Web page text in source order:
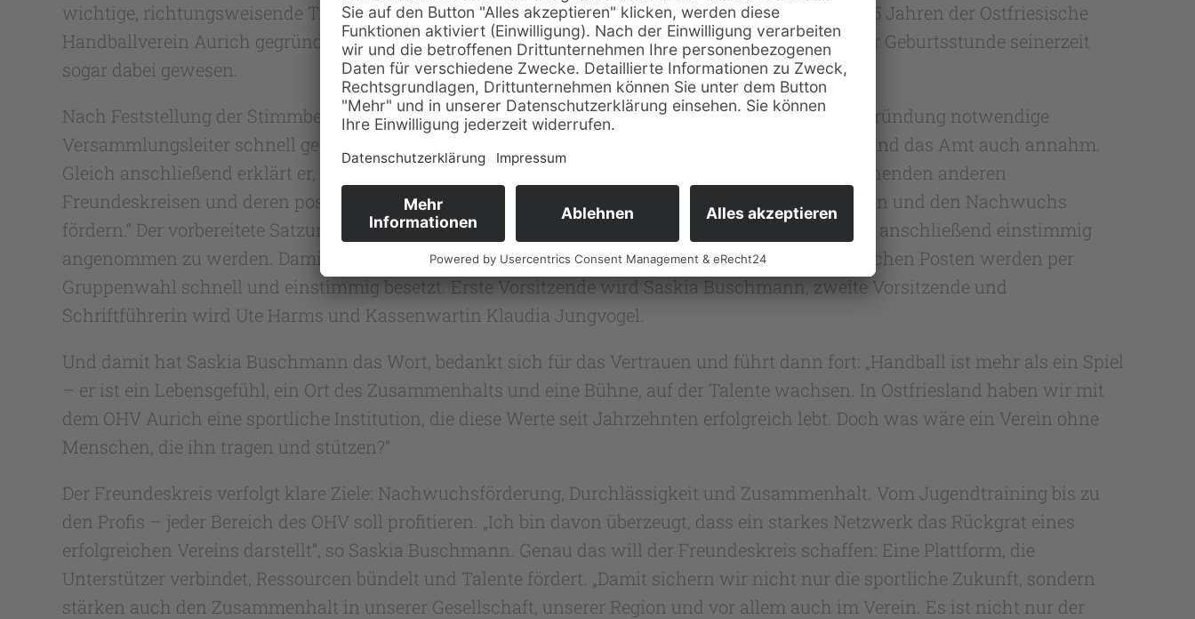
wichtige, richtungsweisende Treffen stattfinden!“ Unter anderem wurde hier vor etwas mehr als 25 Jahren der Ostfriesische
Handballverein Aurich gegründet. Von den heute Anwesenden war die eine oder der andere bei der Geburtsstunde seinerzeit
sogar dabei gewesen.
Nach Feststellung der Stimmberechtigung der Anwesenden wurde der für die neuerliche Vereinsgründung notwendige
Versammlungsleiter schnell gefunden, da der vorgeschlagene Achim Queck einstimmig gewählt und das Amt auch annahm.
Gleich anschließend erklärt er, wie es zu der Idee kam und zieht dabei Vergleiche mit bereits bestehenden anderen
Freundeskreisen und deren positive Entwicklung. „Wir wollen den Handball in Ostfriesland stärken und den Nachwuchs
fördern.“ Der vorbereitete Satzungsentwurf wird von Saskia Buschmann vorgetragen, erläutert, um anschließend einstimmig
angenommen zu werden. Damit läutet Achim Queck die Vorstandswahl ein und die drei erforderlichen Posten werden per
Gruppenwahl schnell und einstimmig besetzt. Erste Vorsitzende wird Saskia Buschmann, zweite Vorsitzende und
Schriftführerin wird Ute Harms und Kassenwartin Klaudia Jungvogel.
Und damit hat Saskia Buschmann das Wort, bedankt sich für das Vertrauen und führt dann fort: „Handball ist mehr als ein Spiel
– er ist ein Lebensgefühl, ein Ort des Zusammenhalts und eine Bühne, auf der Talente wachsen. In Ostfriesland haben wir mit
dem OHV Aurich eine sportliche Institution, die diese Werte seit Jahrzehnten erfolgreich lebt. Doch was wäre ein Verein ohne
Menschen, die ihn tragen und stützen?“
Der Freundeskreis verfolgt klare Ziele: Nachwuchsförderung, Durchlässigkeit und Zusammenhalt. Vom Jugendtraining bis zu
den Profis – jeder Bereich des OHV soll profitieren. „Ich bin davon überzeugt, dass ein starkes Netzwerk das Rückgrat eines
erfolgreichen Vereins darstellt“, so Saskia Buschmann. Genau das will der Freundeskreis schaffen: Eine Plattform, die
Unterstützer verbindet, Ressourcen bündelt und Talente fördert. „Damit sichern wir nicht nur die sportliche Zukunft, sondern
stärken auch den Zusammenhalt in unserer Gesellschaft, unserer Region und vor allem auch im Verein. Es ist nicht nur der